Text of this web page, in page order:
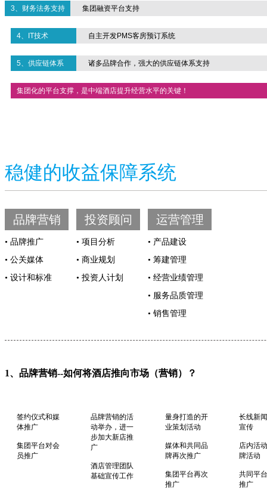
3、财务法务支持 集团融资平台支持
4、IT技术 自主开发PMS客房预订系统
5、供应链体系 诸多品牌合作，强大的供应链体系支持
集团化的平台支撑，是中端酒店提升经营水平的关键！
稳健的收益保障系统
品牌营销
• 品牌推广
• 公关媒体
• 设计和标准
投资顾问
• 项目分析
• 商业规划
• 投资人计划
运营管理
• 产品建设
• 筹建管理
• 经营业绩管理
• 服务品质管理
• 销售管理
1、品牌营销--如何将酒店推向市场（营销）？
签约仪式和媒
体推广
集团平台对会
员推广
品牌营销的活
动举办，进一
步加大新店推
广
酒店管理团队
基础宣传工作
量身打造的开
业策划活动
媒体和共同品
牌再次推广
集团平台再次
推广
长线新
宣传
店内活
牌活动
共同平
推广